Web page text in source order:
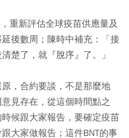
重新評估全球疫苗供應量及
後數周；陳時中補充：「接
楚了，就『脫序』了。」
，合約要談，不是那麼地
見存在，從這個時間點之
候跟大家報告，要確定疫苗
大家做報告；這件BNT的事